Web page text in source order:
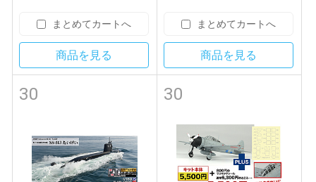
まとめてカートへ
商品を見る
まとめてカートへ
商品を見る
30 30